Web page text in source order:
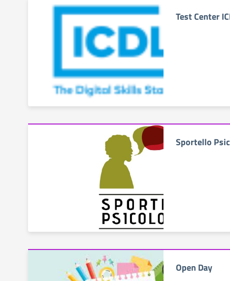
Test Center
Sportello
Open Day